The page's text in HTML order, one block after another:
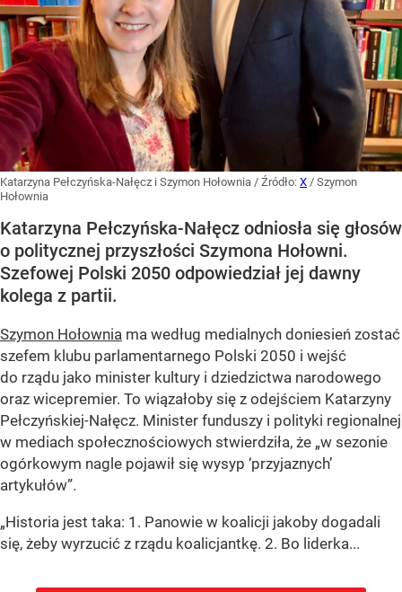
Katarzyna Pełczyńska-Nałęcz i Szymon Hołownia / Źródło: X / Szymon
Hołownia
Katarzyna Pełczyńska-Nałęcz odniosła się głosów
o politycznej przyszłości Szymona Hołowni.
Szefowej Polski 2050 odpowiedział jej dawny
kolega z partii.
Szymon Hołownia ma według medialnych doniesień zostać
szefem klubu parlamentarnego Polski 2050 i wejść
do rządu jako minister kultury i dziedzictwa narodowego
oraz wicepremier. To wiązałoby się z odejściem Katarzyny
Pełczyńskiej-Nałęcz. Minister funduszy i polityki regionalnej
w mediach społecznościowych stwierdziła, że „w sezonie
ogórkowym nagle pojawił się wysyp ‘przyjaznych’
artykułów”.
„Historia jest taka: 1. Panowie w koalicji jakoby dogadali
się, żeby wyrzucić z rządu koalicjantkę. 2. Bo liderka...